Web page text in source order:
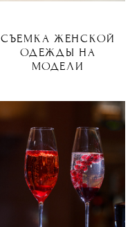
СЪЕМКА ЖЕНСКОЙ
ОДЕЖДЫ НА
МОДЕЛИ